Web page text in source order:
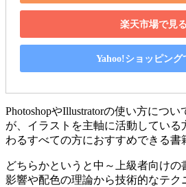
楽天市場で見る
Yahoo!ショッピング
PhotoshopやIllustratorの使い方につ
が、イラストを主軸に活動している
わるすべての方におすすめできる書
どちらかというと中～上級者向けの
影響や配色の理論から技術的なテク